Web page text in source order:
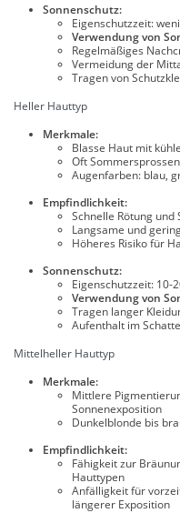
Sonnenschutz:
Eigenschutzzeit:
Verwendung von
Regelmäßiges
Vermeidung der
Tragen von
Heller Hauttyp
Merkmale:
Blasse Haut mit
Oft
Augenfarben: blau,
Empfindlichkeit:
Schnelle Rötung und
Langsame und
Höheres Risiko für
Sonnenschutz:
Eigenschutzzeit: 10-
Verwendung von
Tragen langer
Aufenthalt im
Mittelheller Hauttyp
Merkmale:
Mittlere
Sonnenexposition
Dunkelblonde bis
Empfindlichkeit:
Fähigkeit zur
Hauttypen
Anfälligkeit für
längerer Exposition